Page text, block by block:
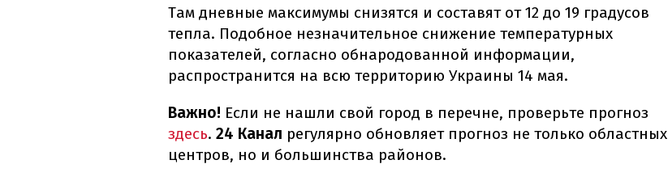
Там дневные максимумы снизятся и составят от 12 до 19 градусов
тепла. Подобное незначительное снижение температурных
показателей, согласно обнародованной информации,
распространится на всю территорию Украины 14 мая.
Важно! Если не нашли свой город в перечне, проверьте прогноз
здесь. 24 Канал регулярно обновляет прогноз не только областных
центров, но и большинства районов.